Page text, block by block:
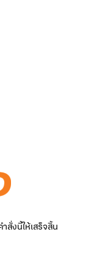
สั่งนี้ให้เสร็จสิ้น